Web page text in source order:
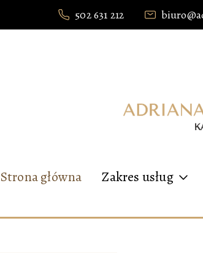
502 631 212
Strona główna Zakres usług